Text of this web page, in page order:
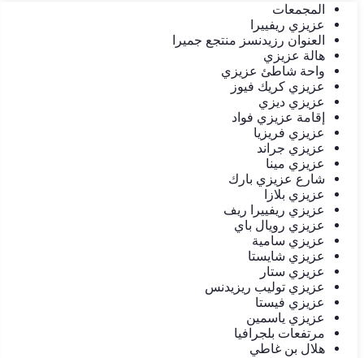
المجمعات
عزيزي ريفييرا
العنوان رزيدنسز منتجع جميرا
هالة عزيزي
واحة شاطئ عزيزي
عزيزي كريك فيوز
عزيزي ديزي
إقامة عزيزي فواد
عزيزي فريزيا
عزيزي جراند
عزيزي مينا
شارع عزيزي بارك
عزيزي بلازا
عزيزي ريفييرا ريف
عزيزي رويال باي
عزيزي سامية
عزيزي شايستا
عزيزي ستار
عزيزي توليب ريزيدنس
عزيزي فيستا
عزيزي ياسمين
مرتفعات بلجرافيا
هلال بن غاطي